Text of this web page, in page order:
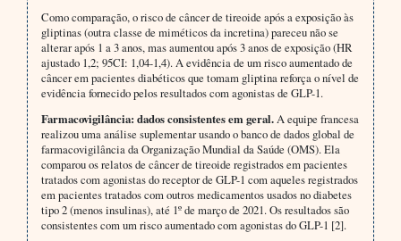
Como comparação, o risco de câncer de tireoide após a exposição às
gliptinas (outra classe de miméticos da incretina) pareceu não se
alterar após 1 a 3 anos, mas aumentou após 3 anos de exposição (HR
ajustado 1,2; 95CI: 1,04-1,4). A evidência de um risco aumentado de
câncer em pacientes diabéticos que tomam gliptina reforça o nível de
evidência fornecido pelos resultados com agonistas de GLP-1.
Farmacovigilância: dados consistentes em geral.A equipe francesa
realizou uma análise suplementar usando o banco de dados global de
farmacovigilância da Organização Mundial da Saúde (OMS). Ela
comparou os relatos de câncer de tireoide registrados em pacientes
tratados com agonistas do receptor de GLP-1 com aqueles registrados
em pacientes tratados com outros medicamentos usados no diabetes
tipo 2 (menos insulinas), até 1º de março de 2021. Os resultados são
consistentes com um risco aumentado com agonistas do GLP-1 [2].